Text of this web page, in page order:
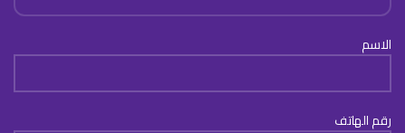
الاسم
رقم الهاتف